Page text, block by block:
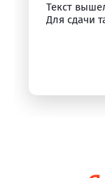
Текст
Для сдачи